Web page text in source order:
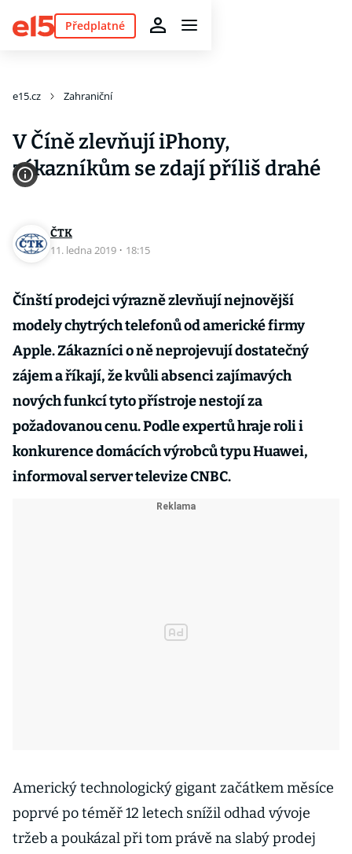
Předplatné
e15.cz Zahraniční
V Číně zlevňují iPhony,
zákazníkům se zdají příliš drahé
ČTK
11. ledna 2019 · 18:15
Čínští prodejci výrazně zlevňují nejnovější
modely chytrých telefonů od americké firmy
Apple. Zákazníci o ně neprojevují dostatečný
zájem a říkají, že kvůli absenci zajímavých
nových funkcí tyto přístroje nestojí za
požadovanou cenu. Podle expertů hraje roli i
konkurence domácích výrobců typu Huawei,
informoval server televize CNBC.
Americký technologický gigant začátkem měsíce
poprvé po téměř 12 letech snížil odhad vývoje
tržeb a poukázal při tom právě na slabý prodej